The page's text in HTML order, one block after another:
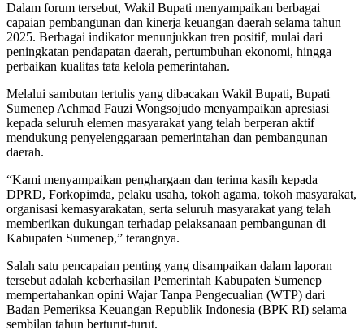
Dalam forum tersebut, Wakil Bupati menyampaikan berbagai
capaian pembangunan dan kinerja keuangan daerah selama tahun
2025. Berbagai indikator menunjukkan tren positif, mulai dari
peningkatan pendapatan daerah, pertumbuhan ekonomi, hingga
perbaikan kualitas tata kelola pemerintahan.
Melalui sambutan tertulis yang dibacakan Wakil Bupati, Bupati
Sumenep Achmad Fauzi Wongsojudo menyampaikan apresiasi
kepada seluruh elemen masyarakat yang telah berperan aktif
mendukung penyelenggaraan pemerintahan dan pembangunan
daerah.
“Kami menyampaikan penghargaan dan terima kasih kepada
DPRD, Forkopimda, pelaku usaha, tokoh agama, tokoh masyarakat,
organisasi kemasyarakatan, serta seluruh masyarakat yang telah
memberikan dukungan terhadap pelaksanaan pembangunan di
Kabupaten Sumenep,” terangnya.
Salah satu pencapaian penting yang disampaikan dalam laporan
tersebut adalah keberhasilan Pemerintah Kabupaten Sumenep
mempertahankan opini Wajar Tanpa Pengecualian (WTP) dari
Badan Pemeriksa Keuangan Republik Indonesia (BPK RI) selama
sembilan tahun berturut-turut.